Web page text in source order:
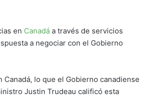
en Canadá a través de servicios
a negociar con el Gobierno
lo que el Gobierno canadiense
Justin Trudeau calificó esta